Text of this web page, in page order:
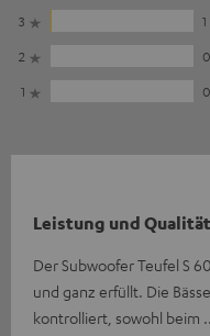
3
1
2
0
1
0
Leistung und
Der Subwoofer Teufel S
und ganz erfüllt. Die
kontrolliert, sowohl beim